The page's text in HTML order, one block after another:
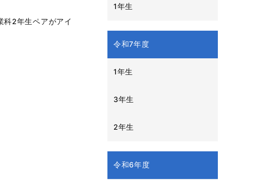
科2年生ペアがアイ
1年生
令和7年度
1年生
3年生
2年生
令和6年度